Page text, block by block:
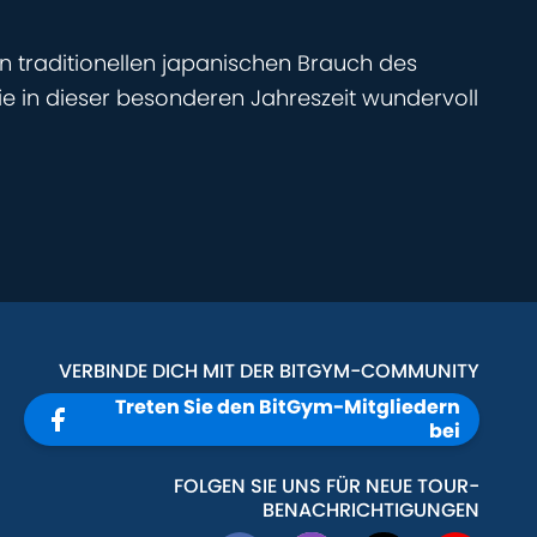
traditionellen japanischen Brauch des
in dieser besonderen Jahreszeit wundervoll
VERBINDE DICH MIT DER BITGYM-COMMUNITY
Treten Sie den BitGym-Mitgliedern
bei
FOLGEN SIE UNS FÜR NEUE TOUR-
BENACHRICHTIGUNGEN